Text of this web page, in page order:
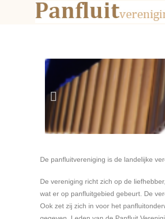
De panfluitvereniging is de landelijke
De vereniging richt zich op de
wat er op panfluitgebied gebeurt. De
Ook zet zij zich in voor het